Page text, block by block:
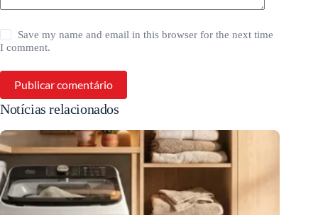
Save my name and email in this browser for the next time
I comment.
Publicar comentário
Notícias relacionados